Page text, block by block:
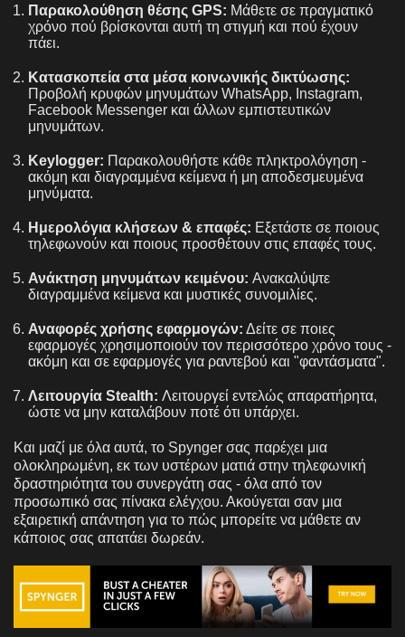
Παρακολούθηση θέσης GPS: Μάθετε σε πραγματικό
χρόνο πού βρίσκονται αυτή τη στιγμή και πού έχουν
πάει.
Κατασκοπεία στα μέσα κοινωνικής δικτύωσης:
Προβολή κρυφών μηνυμάτων WhatsApp, Instagram,
Facebook Messenger και άλλων εμπιστευτικών
μηνυμάτων.
Keylogger: Παρακολουθήστε κάθε πληκτρολόγηση -
ακόμη και διαγραμμένα κείμενα ή μη αποδεσμευμένα
μηνύματα.
Ημερολόγια κλήσεων & επαφές: Εξετάστε σε ποιους
τηλεφωνούν και ποιους προσθέτουν στις επαφές τους.
Ανάκτηση μηνυμάτων κειμένου: Ανακαλύψτε
διαγραμμένα κείμενα και μυστικές συνομιλίες.
Αναφορές χρήσης εφαρμογών: Δείτε σε ποιες
εφαρμογές χρησιμοποιούν τον περισσότερο χρόνο τους -
ακόμη και σε εφαρμογές για ραντεβού και "φαντάσματα".
Λειτουργία Stealth: Λειτουργεί εντελώς απαρατήρητα,
ώστε να μην καταλάβουν ποτέ ότι υπάρχει.
Και μαζί με όλα αυτά, το Spynger σας παρέχει μια
ολοκληρωμένη, εκ των υστέρων ματιά στην τηλεφωνική
δραστηριότητα του συνεργάτη σας - όλα από τον
προσωπικό σας πίνακα ελέγχου. Ακούγεται σαν μια
εξαιρετική απάντηση για το πώς μπορείτε να μάθετε αν
κάποιος σας απατάει δωρεάν.